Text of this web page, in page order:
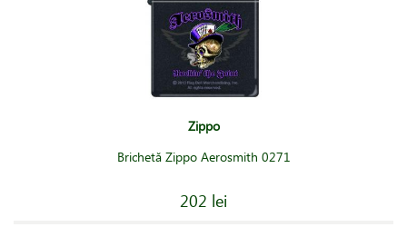
Zippo
Brichetă Zippo Aerosmith 0271
202 lei